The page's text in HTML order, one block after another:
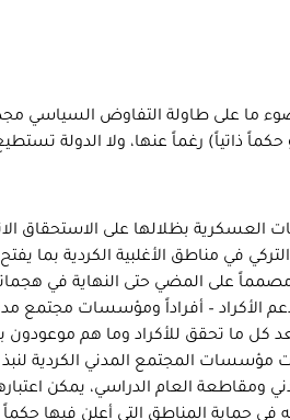
ما على طاولة التفاوض السياسي
ذاتياً) رغماً عنها، ولا الدولة
العسكرية بظلالها على الاستحقاق
في مناطق الأغلبية الكردية بما
مصمماً على المضي حتى النهاية في
الأكراد – أفراداً ومؤسسات مجتمع
كل ما تحقق للأكراد وما هم موعودون
مؤسسات المجتمع المدني الكردية
ومقاطعة العام الدراسي، يمكن
حماية المناطق التي أعلن فيها حكماً